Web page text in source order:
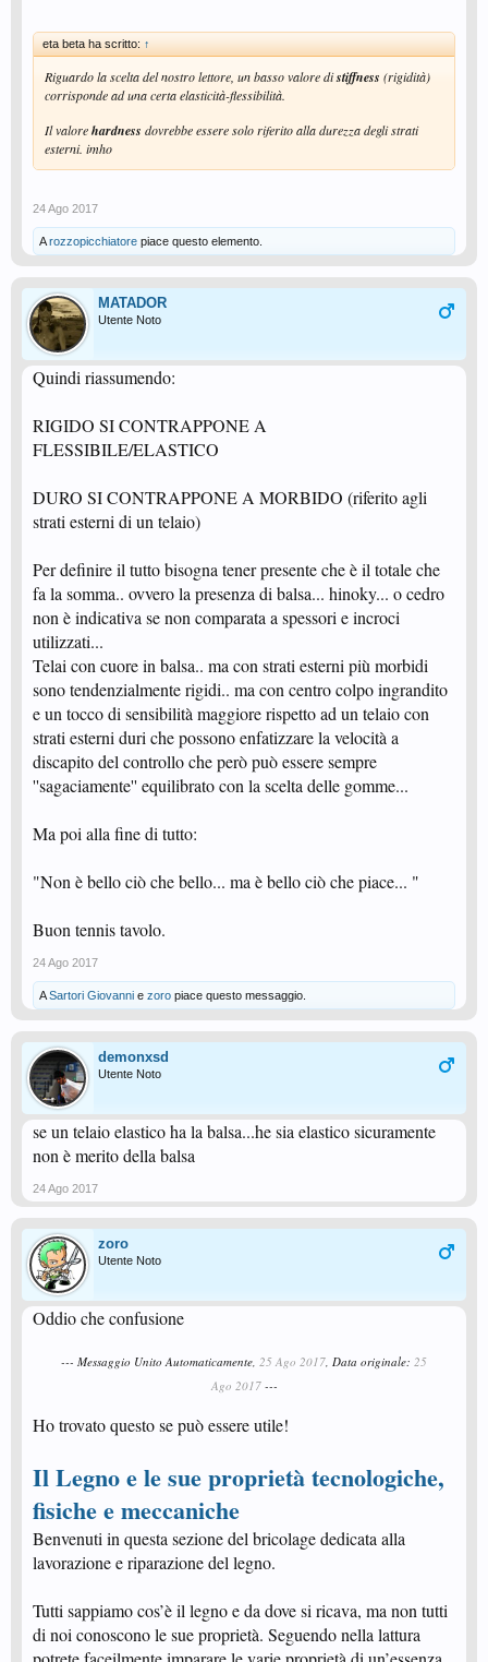
Quindi di un telaio bisogna anche porre molta attenzione allo strato esterno.
eta beta ha scritto: ↑
Riguardo la scelta del nostro lettore, un basso valore distiffness (rigidità)
corrisponde ad una certa elasticità-flessibilità.
Il valorehardness dovrebbe essere solo riferito alla durezza degli strati
esterni. imho
24 Ago 2017
Arozzopicchiatore piace questo elemento.
MATADOR
Utente Noto
Quindi riassumendo:
RIGIDO SI CONTRAPPONE A
FLESSIBILE/ELASTICO
DURO SI CONTRAPPONE A MORBIDO (riferito agli
strati esterni di un telaio)
Per definire il tutto bisogna tener presente che è il totale che
fa la somma.. ovvero la presenza di balsa... hinoky... o cedro
non è indicativa se non comparata a spessori e incroci
utilizzati...
Telai con cuore in balsa.. ma con strati esterni più morbidi
sono tendenzialmente rigidi.. ma con centro colpo ingrandito
e un tocco di sensibilità maggiore rispetto ad un telaio con
strati esterni duri che possono enfatizzare la velocità a
discapito del controllo che però può essere sempre
''sagaciamente'' equilibrato con la scelta delle gomme...
Ma poi alla fine di tutto:
"Non è bello ciò che bello... ma è bello ciò che piace... "
Buon tennis tavolo.
24 Ago 2017
ASartori Giovanni e zoro piace questo messaggio.
demonxsd
Utente Noto
se un telaio elastico ha la balsa...he sia elastico sicuramente
non è merito della balsa
24 Ago 2017
zoro
Utente Noto
Oddio che confusione
--- Messaggio Unito Automaticamente, 25 Ago 2017, Data originale: 25
Ago 2017---
Ho trovato questo se può essere utile!
Il Legno e le sue proprietà tecnologiche,
fisiche e meccaniche
Benvenuti in questa sezione del bricolage dedicata alla
lavorazione e riparazione del legno.
Tutti sappiamo cos’è il legno e da dove si ricava, ma non tutti
di noi conoscono le sue proprietà. Seguendo nella lattura